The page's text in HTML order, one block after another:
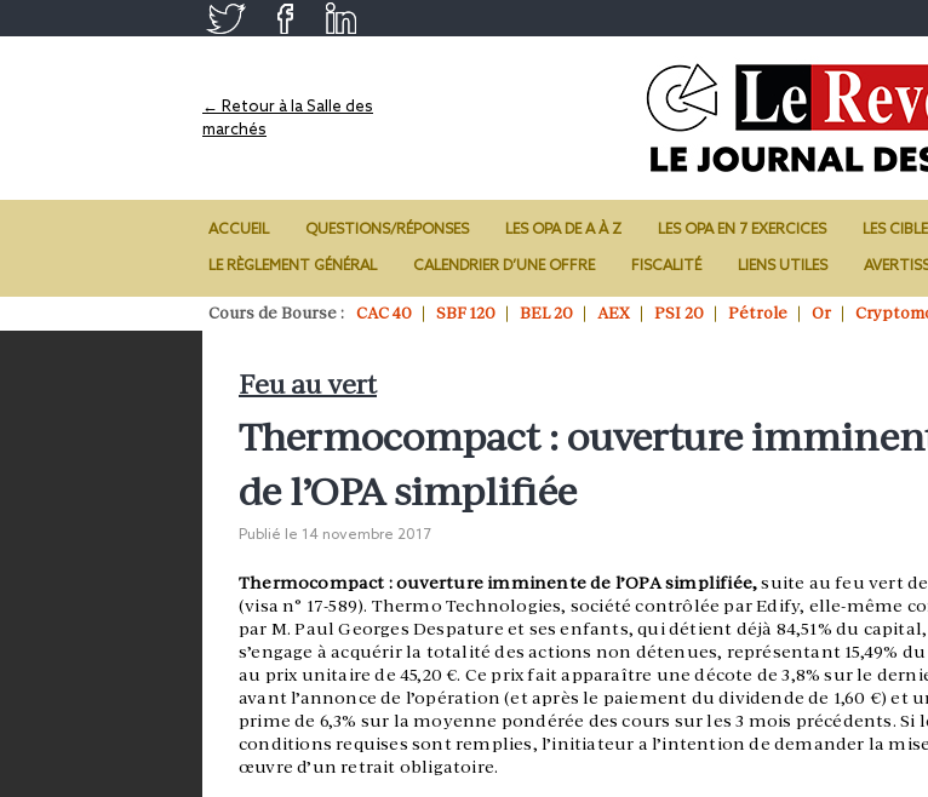
← Retour à la Salle des
marchés
ACCUEIL QUESTIONS/RÉPONSES LES OPA DE A À Z LES OPA EN 7 EXERCICES LES
LE RÈGLEMENT GÉNÉRAL CALENDRIER D’UNE OFFRE FISCALITÉ LIENS UTILES
Cours de Bourse : CAC 40 SBF 120 BEL 20 AEX PSI 20 Pétrole Or
Feu au vert
Thermocompact : ouverture
de l’OPA simplifiée
Publié le 14 novembre 2017
Thermocompact : ouverture imminente de l’OPA simplifiée,suite au feu vert de
(visa n° 17-589). Thermo Technologies, société contrôlée par Edify, elle-même
par M. Paul Georges Despature et ses enfants, qui détient déjà 84,51% du capital,
s’engage à acquérir la totalité des actions non détenues, représentant 15,49%
au prix unitaire de 45,20 €. Ce prix fait apparaître une décote de 3,8% sur le
avant l’annonce de l’opération (et après le paiement du dividende de 1,60 €) et
prime de 6,3% sur la moyenne pondérée des cours sur les 3 mois précédents. Si
conditions requises sont remplies, l’initiateur a l’intention de demander la
œuvre d’un retrait obligatoire.